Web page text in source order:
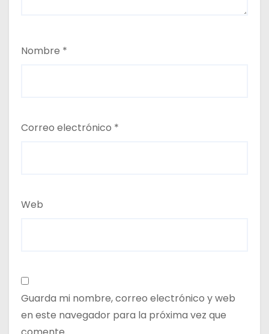
Nombre *
Correo electrónico *
Web
Guarda mi nombre, correo electrónico y web
en este navegador para la próxima vez que